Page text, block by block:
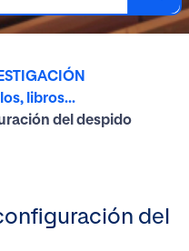
libros...
del despido
del